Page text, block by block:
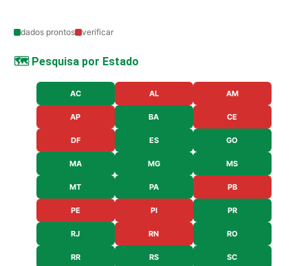
dados prontos verificar
🗺️ Pesquisa por Estado
AC AL AM
AP BA CE
DF ES GO
MA MG MS
MT PA PB
PE PI PR
RJ RN RO
RR RS SC